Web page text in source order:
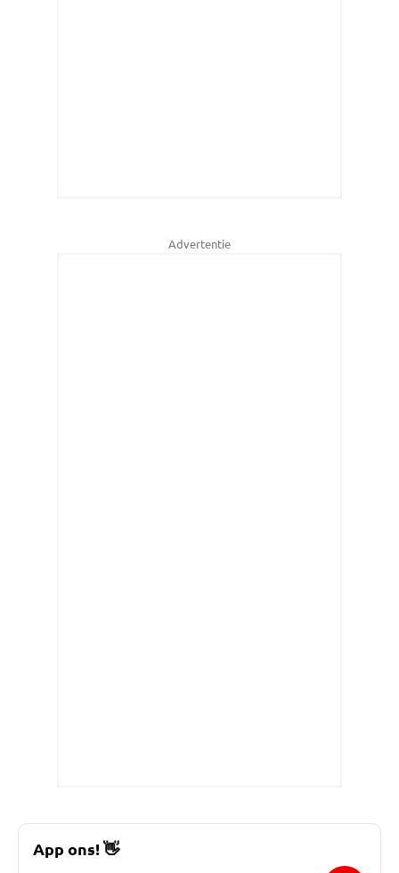
Advertentie
App ons!👋